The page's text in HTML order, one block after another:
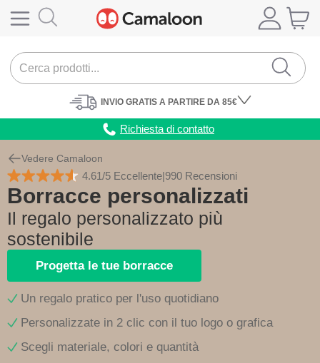
INVIO GRATIS A PARTIRE DA 85€
Richiesta di contatto
Vedere Camaloon
4.61/5 Eccellente|990 Recensioni
Borracce personalizzati
Il regalo personalizzato più
sostenibile
Progetta le tue borracce
Un regalo pratico per l'uso quotidiano
Personalizzate in 2 clic con il tuo logo o grafica
Scegli materiale, colori e quantità